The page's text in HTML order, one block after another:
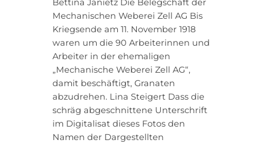
Bettina Janietz Die Belegschaft der
Mechanischen Weberei Zell AG Bis
Kriegsende am 11. November 1918
waren um die 90 Arbeiterinnen und
Arbeiter in der ehemaligen
„Mechanische Weberei Zell AG“,
damit beschäftigt, Granaten
abzudrehen. Lina Steigert Dass die
schräg abgeschnittene Unterschrift
im Digitalisat dieses Fotos den
Namen der Dargestellten